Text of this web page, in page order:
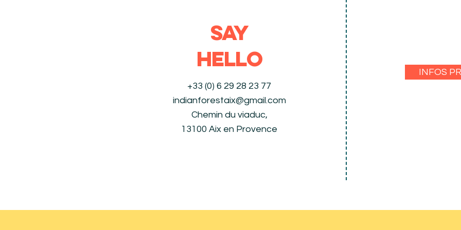
SAY
HELLO
+33 (0) 6 29 28 23 77
indianforestaix@gmail.com
Chemin du viaduc,
13100 Aix en Provence
INFOS